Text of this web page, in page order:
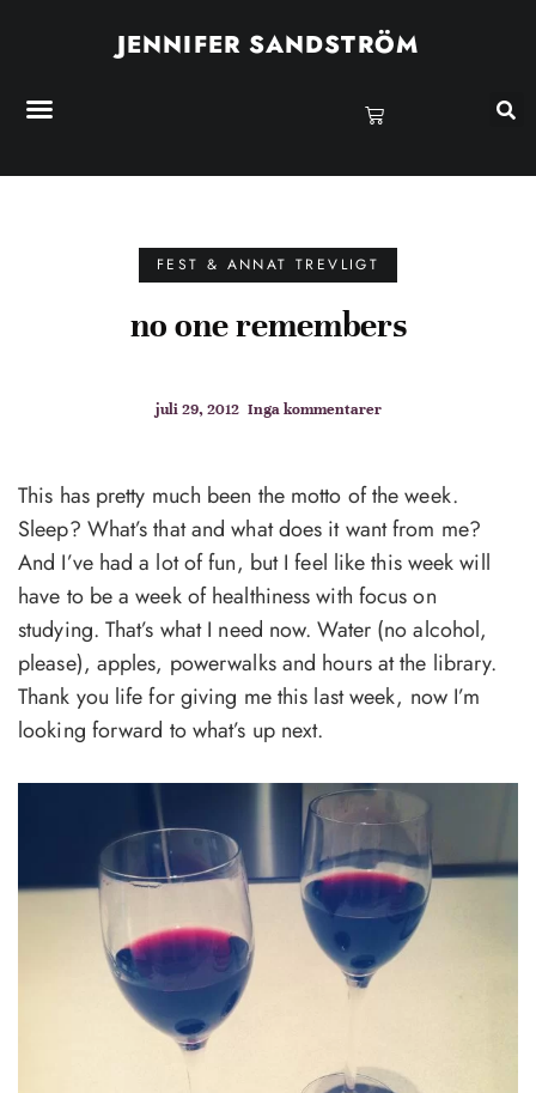
JENNIFER SANDSTRÖM
FEST & ANNAT TREVLIGT
no one remembers
juli 29, 2012 Inga kommentarer
This has pretty much been the motto of the week.
Sleep? What’s that and what does it want from me?
And I’ve had a lot of fun, but I feel like this week will
have to be a week of healthiness with focus on
studying. That’s what I need now. Water (no alcohol,
please), apples, powerwalks and hours at the library.
Thank you life for giving me this last week, now I’m
looking forward to what’s up next.